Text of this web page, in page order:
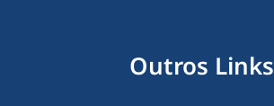
Outros Links